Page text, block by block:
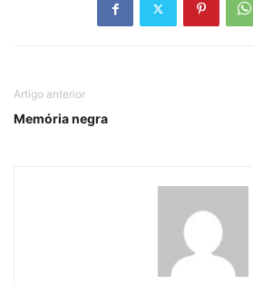
Artigo anterior
Memória negra